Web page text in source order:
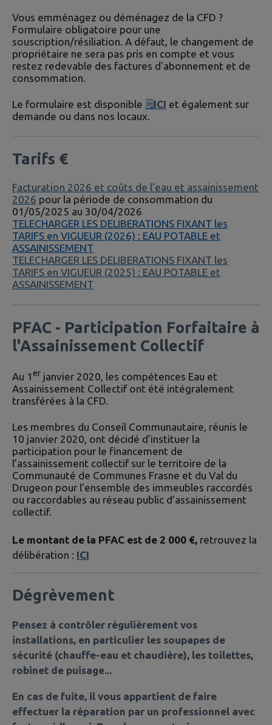
Vous emménagez ou déménagez de la CFD ?
Formulaire obligatoire pour une
souscription/résiliation. A défaut, le changement de
propriétaire ne sera pas pris en compte et vous
restez redevable des factures d'abonnement et de
consommation.
Le formulaire est disponible 🗒ICI et également sur
demande ou dans nos locaux.
Tarifs €
Facturation 2026 et coûts de l'eau et assainissement
2026 pour la période de consommation du
01/05/2025 au 30/04/2026
TELECHARGER LES DELIBERATIONS FIXANT les
TARIFS en VIGUEUR (2026) : EAU POTABLE et
ASSAINISSEMENT
TELECHARGER LES DELIBERATIONS FIXANT les
TARIFS en VIGUEUR (2025) : EAU POTABLE et
ASSAINISSEMENT
PFAC - Participation Forfaitaire à
l'Assainissement Collectif
Au 1er janvier 2020, les compétences Eau et
Assainissement Collectif ont été intégralement
transférées à la CFD.
Les membres du Conseil Communautaire, réunis le
10 janvier 2020, ont décidé d’instituer la
participation pour le financement de
l’assainissement collectif sur le territoire de la
Communauté de Communes Frasne et du Val du
Drugeon pour l’ensemble des immeubles raccordés
ou raccordables au réseau public d’assainissement
collectif.
Le montant de la PFAC est de 2 000 €, retrouvez la
délibération : ICI
Dégrèvement
Pensez à contrôler régulièrement vos
installations, en particulier les soupapes de
sécurité (chauffe-eau et chaudière), les toilettes,
robinet de puisage...
En cas de fuite, il vous appartient de faire
effectuer la réparation par un professionnel avec